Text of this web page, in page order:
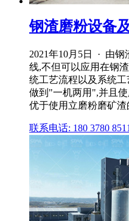
钢渣磨粉设备
2021年10月5日 · 由
线,不但可以应用在钢
统工艺流程以及系统
做到"一机两用",并且
优于使用立磨粉磨矿渣
联系电话: 180 3780 8511